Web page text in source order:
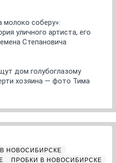
молоко соберу»:
уличного артиста, его
Степановича
дом голубоглазому
хозяина — фото Тима
НОВОСИБИРСКЕ
ПРОБКИ В НОВОСИБИРСКЕ